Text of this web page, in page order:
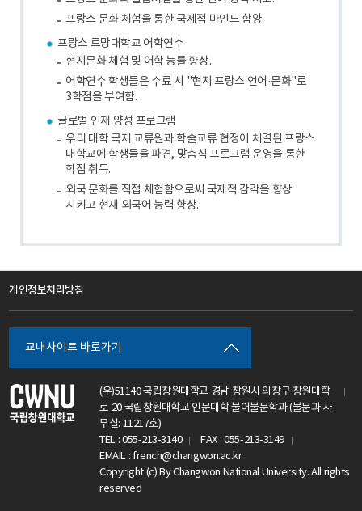
프랑스 문화 체험을 통한 국제적 마인드 함양.
프랑스 르망대학교 어학연수
현지문화 체험 및 어학 능률 향상.
어학연수 학생들은 수료 시 "현지 프랑스 언어·문화"로
3학점을 부여함.
글로벌 인재 양성 프로그램
우리 대학 국제 교류원과 학술교류 협정이 체결된 프랑스
대학교에 학생들을 파견, 맞춤식 프로그램 운영을 통한
학점 취득.
외국 문화를 직접 체험함으로써 국제적 감각을 향상
시키고 현재 외국어 능력 향상.
개인정보처리방침
교내사이트 바로가기
(우)51140 국립창원대학교 경남 창원시 의창구 창원대학
로 20 국립창원대학교 인문대학 불어불문학과 (불문과 사
무실: 11217호)
TEL : 055-213-3140
FAX : 055-213-3149
EMAIL : french@changwon.ac.kr
Copyright (c) By Changwon National University. All rights
reserved